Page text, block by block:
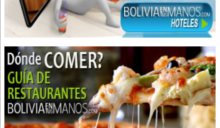
Restaurantes: Churrasquerías
Restaurantes
Restaurantes: Comida Criolla
Restaurantes: Comida Internacional
Transporte de carga terrestre
Mudanzas
Mudanzas Internacionales
Mudanzas Nacionales
Servicio de Carga y Transporte